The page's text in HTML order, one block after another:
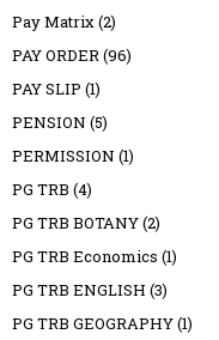
Pay Matrix(2)
PAY ORDER(96)
PAY SLIP (1)
PENSION (5)
PERMISSION (1)
PG TRB (4)
PG TRB BOTANY(2)
PG TRB Economics (1)
PG TRB ENGLISH (3)
PG TRB GEOGRAPHY(1)